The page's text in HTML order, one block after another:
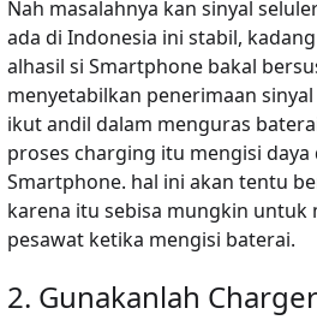
Nah masalahnya kan sinyal
ada di Indonesia ini stabil,
alhasil si Smartphone bakal
menyetabilkan penerimaan
ikut andil dalam menguras
proses charging itu mengisi
Smartphone. hal ini akan tentu
karena itu sebisa mungkin
pesawat ketika mengisi baterai.
2. Gunakanlah